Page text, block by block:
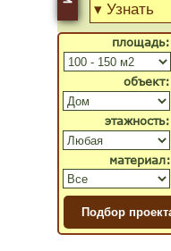
объект:
материал:
площадь:
этажность: